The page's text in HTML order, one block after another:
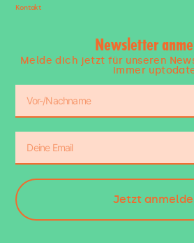
Kontakt
Newsletter
Melde dich jetzt für unseren
immer
Jetzt